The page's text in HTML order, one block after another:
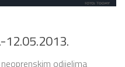
odijelima